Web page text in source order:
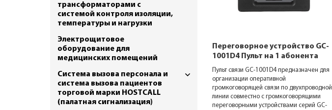
трансформаторами с
системой контроля изоляции,
температуры и нагрузки
Электрощитовое
оборудование для
медицинских помещений
Система вызова персонала и
система вызова пациентов
торговой марки HOSTCALL
(палатная сигнализация)
Переговорное устройство GC-
1001D4 Пульт на 1 абонента
Пульт связи GC-1001D4 предназначен для
организации оперативной
громкоговорящей связи по двухпроводной
линии совместно с громкоговорящими
переговорными устройствами серий GC-